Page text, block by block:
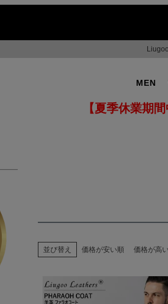
MEN
HOT No.1
RUGGED CASUAL ▶
HOT No.2
G-1 フライトジャケット
A-2 フライトジャケット
MOTORCYCLE ▶
シングルライダース
DOWN / MOUTON ▶
ダウンジャケット・コー
SERVICE ▶
永年品質保証制度
お買い
レザー
【夏季休業期
並び替え 価格が安い順 価格が高